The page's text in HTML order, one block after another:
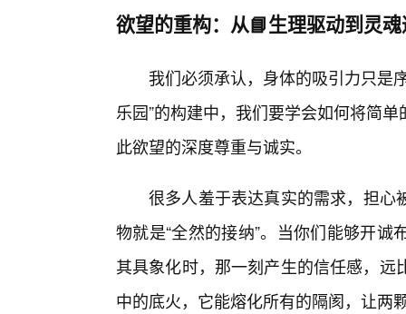
欲望的重构：从📘生理驱动到灵
我们必须承认，身体的吸引力只是
乐园”的构建中，我们要学会如何将简
此欲望的深度尊重与诚实。
很多人羞于表达真实的需求，担心
物就是“全然的接纳”。当你们能够开
其具象化时，那一刻产生的信任感，
中的底火，它能熔化所有的隔阂，让两